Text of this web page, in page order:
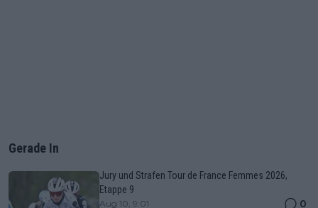
Gerade In
Jury und Strafen Tour de France Femmes 2026,
Etappe 9
Aug 10, 9:01 0